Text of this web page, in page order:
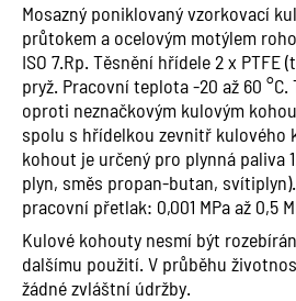
Mosazný poniklovaný vzorkovací
průtokem a ocelovým motýlem
ISO 7.Rp. Těsnění hřídele 2 x PTFE
pryž. Pracovní teplota -20 až 60
oproti neznačkovým kulovým
spolu s hřídelkou zevnitř kulového
kohout je určený pro plynná paliva
plyn, směs propan-butan,
pracovní přetlak: 0,001 MPa až 0,5
Kulové kohouty nesmí být
dalšímu použití. V průběhu
žádné zvláštní údržby.